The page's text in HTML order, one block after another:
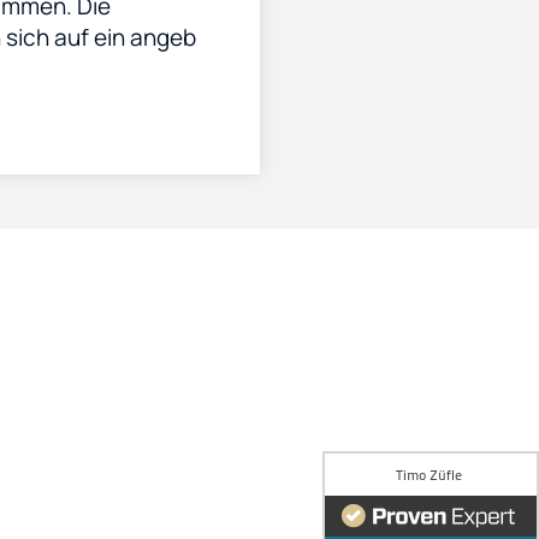
auf ein angeb